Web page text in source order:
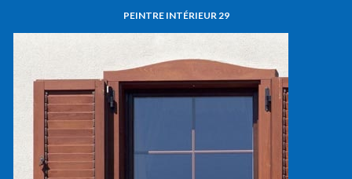
PEINTRE INTÉRIEUR 29